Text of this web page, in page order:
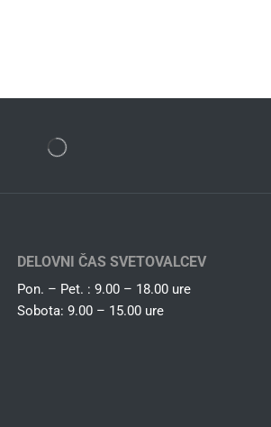
DELOVNI ČAS SVETOVALCEV
Pon. – Pet. : 9.00 – 18.00 ure
Sobota: 9.00 – 15.00 ure